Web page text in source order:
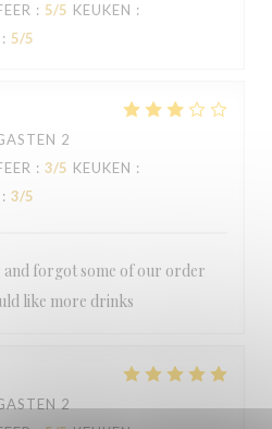
: 5/5 KEUKEN :
: 5/5
2
: 3/5 KEUKEN :
: 3/5
and forgot some of our order
like more drinks
2